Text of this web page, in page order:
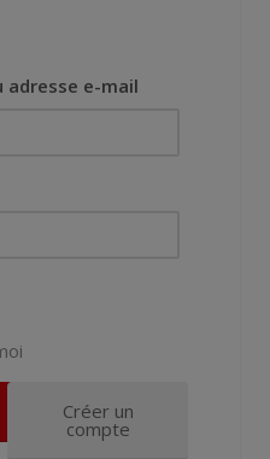
e-mail
Créer un
compte